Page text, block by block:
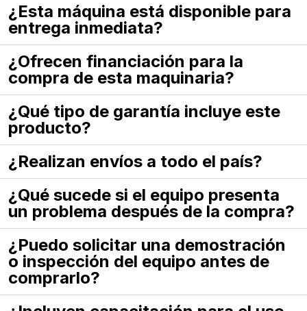
¿Esta máquina está disponible para
entrega inmediata?
¿Ofrecen financiación para la
compra de esta maquinaria?
¿Qué tipo de garantía incluye este
producto?
¿Realizan envíos a todo el país?
¿Qué sucede si el equipo presenta
un problema después de la compra?
¿Puedo solicitar una demostración
o inspección del equipo antes de
comprarlo?